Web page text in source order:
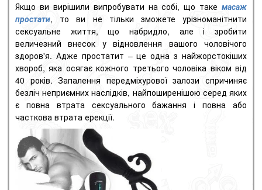
Якщо ви вирішили випробувати на собі, що таке масаж
простати, то ви не тільки зможете урізноманітнити
сексуальне життя, що набридло, але і зробити
величезний внесок у відновлення вашого чоловічого
здоров'я. Адже простатит – це одна з найжорстокіших
хвороб, яка осягає кожного третього чоловіка віком від
40 років. Запалення передміхурової залози спричиняє
безліч неприємних наслідків, найпоширенішою серед яких
є повна втрата сексуального бажання і повна або
часткова втрата ерекції.